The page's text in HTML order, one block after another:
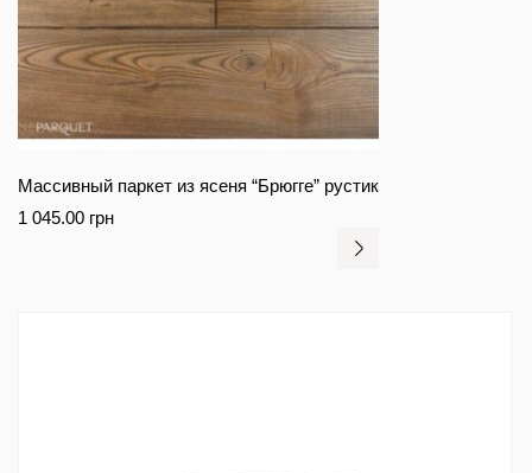
Массивный паркет из ясеня “Брюгге” рустик
1 045.00 грн